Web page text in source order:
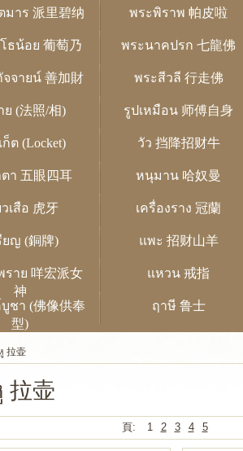
าร 派里碧纳 พระพิราพ 帕皮啦
ธน้อย 葡萄乃 พระนาคปรก 七龍佛
จายน์ 善加財 พระสีวลี 行走佛
ย (法照/相) รูปเหมือน 师傅自身
ก็ต (Locket) วัว 挡降招财牛
า 五眼四耳 หนุมาน 哈奴曼
วเสือ 虎牙 เครื่องราง 冠蘭
ยญ (銅牌) แพะ 招财山羊
าย 咩宏派女
神
แหวน 戒指
ชา (佛像供奉
型)
ฤาษี 鲁士
拉壶
拉壶
頁: 1 2 3 4 5